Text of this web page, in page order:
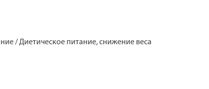
/ Диетическое питание, снижение веса